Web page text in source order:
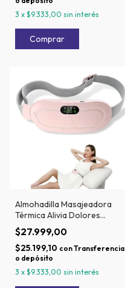
3 x $9.333,00 sin interés
Almohadilla Masajeadora
Térmica Alivia Dolores
Menstruales
$27.999,00
$25.199,10 conTransferencia
o depósito
3 x $9.333,00 sin interés